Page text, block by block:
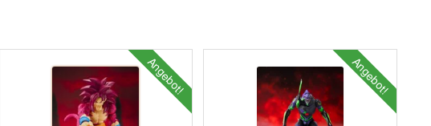
Angebot! Angebot!